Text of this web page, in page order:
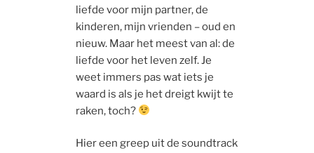
liefde voor mijn partner, de
kinderen, mijn vrienden – oud en
nieuw. Maar het meest van al: de
liefde voor het leven zelf. Je
weet immers pas wat iets je
waard is als je het dreigt kwijt te
raken, toch?
Hier een greep uit de soundtrack